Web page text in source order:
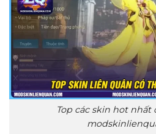
Top các skin hot nhất